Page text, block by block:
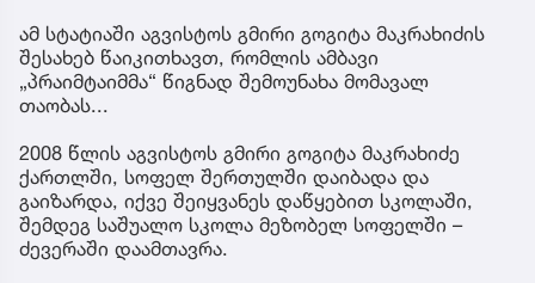
ამ სტატიაში აგვისტოს გმირი გოგიტა მაკრახიძის
შესახებ წაიკითხავთ, რომლის ამბავი
„პრაიმტაიმმა“ წიგნად შემოუნახა მომავალ
თაობას...
2008 წლის აგვისტოს გმირი გოგიტა მაკრახიძე
ქართლში, სოფელ შერთულში დაიბადა და
გაიზარდა, იქვე შეიყვანეს დაწყებით სკოლაში,
შემდეგ საშუალო სკოლა მეზობელ სოფელში –
ძევერაში დაამთავრა.